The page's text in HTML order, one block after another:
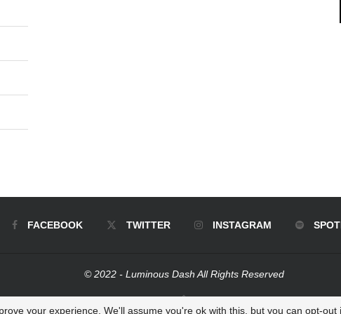
FACEBOOK TWITTER INSTAGRAM
© 2022 - Luminous Dash All Rights Reserved
BACK TO TOP
your experience. We'll assume you're ok with this, but you can opt-out